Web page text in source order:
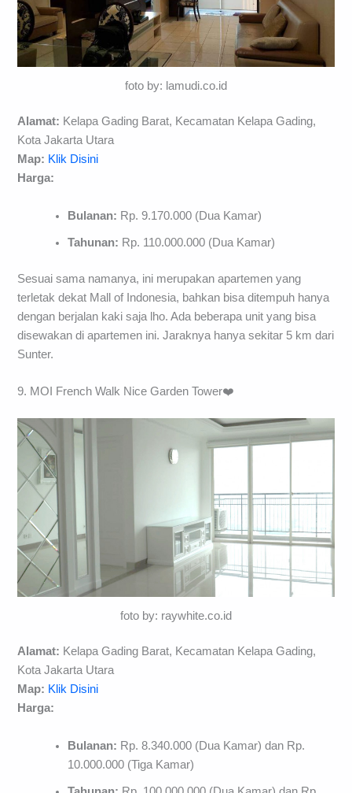
foto by: lamudi.co.id
Alamat: Kelapa Gading Barat, Kecamatan Kelapa Gading,
Kota Jakarta Utara
Map: Klik Disini
Harga:
Bulanan: Rp. 9.170.000 (Dua Kamar)
Tahunan: Rp. 110.000.000 (Dua Kamar)
Sesuai sama namanya, ini merupakan apartemen yang
terletak dekat Mall of Indonesia, bahkan bisa ditempuh hanya
dengan berjalan kaki saja lho. Ada beberapa unit yang bisa
disewakan di apartemen ini. Jaraknya hanya sekitar 5 km dari
Sunter.
9. MOI French Walk Nice Garden Tower❤️
foto by: raywhite.co.id
Alamat: Kelapa Gading Barat, Kecamatan Kelapa Gading,
Kota Jakarta Utara
Map: Klik Disini
Harga:
Bulanan: Rp. 8.340.000 (Dua Kamar) dan Rp.
10.000.000 (Tiga Kamar)